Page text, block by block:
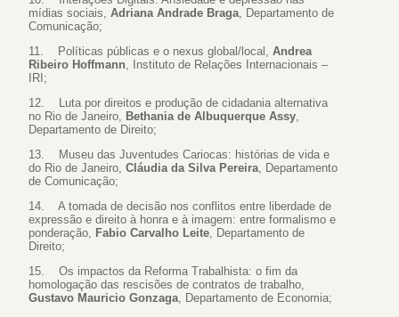
mídias sociais, Adriana Andrade Braga , Departamento de
Comunicação;
11. Políticas públicas e o nexus global/local, Andrea
Ribeiro Hoffmann , Instituto de Relações Internacionais –
IRI;
12. Luta por direitos e produção de cidadania alternativa
no Rio de Janeiro,
Bethania de Albuquerque Assy
Departamento de Direito;
13. Museu das Juventudes Cariocas: histórias de vida e
do Rio de Janeiro, Cláudia da Silva Pereira , Departamento
de Comunicação;
14. A tomada de decisão nos conflitos entre liberdade de
expressão e direito à honra e à imagem: entre formalismo e
ponderação,
Fabio Carvalho Leite , Departamento de
Direito;
15. Os impactos da Reforma Trabalhista: o fim da
homologação das rescisões de contratos de trabalho,
Gustavo Mauricio Gonzaga , Departamento de Economia;